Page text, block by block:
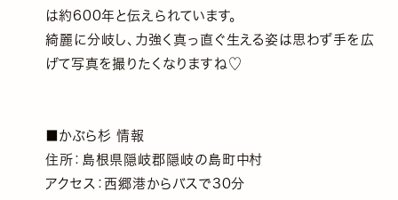
は約600年と伝えられています。
綺麗に分岐し、力強く真っ直ぐ生える姿は思わず手を広
げて写真を撮りたくなりますね♡
■かぶら杉 情報
住所：島根県隠岐郡隠岐の島町中村
アクセス：西郷港からバスで30分